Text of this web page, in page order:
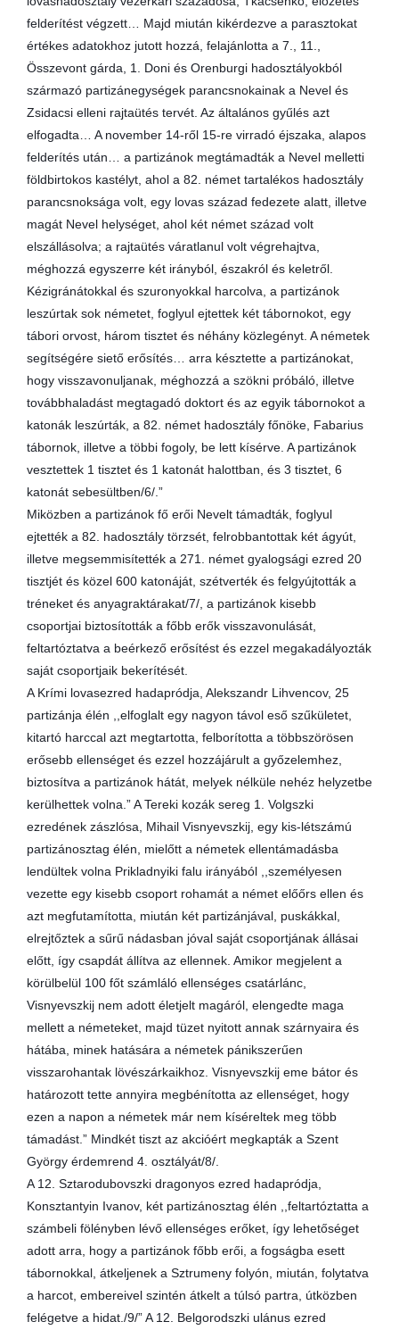
felderítést végzett… Majd miután kikérdezve a parasztokat
értékes adatokhoz jutott hozzá, felajánlotta a 7., 11.,
Összevont gárda, 1. Doni és Orenburgi hadosztályokból
származó partizánegységek parancsnokainak a Nevel és
Zsidacsi elleni rajtaütés tervét. Az általános gyűlés azt
elfogadta… A november 14-ről 15-re virradó éjszaka, alapos
felderítés után… a partizánok megtámadták a Nevel melletti
földbirtokos kastélyt, ahol a 82. német tartalékos hadosztály
parancsnoksága volt, egy lovas század fedezete alatt, illetve
magát Nevel helységet, ahol két német század volt
elszállásolva; a rajtaütés váratlanul volt végrehajtva,
méghozzá egyszerre két irányból, északról és keletről.
Kézigránátokkal és szuronyokkal harcolva, a partizánok
leszúrtak sok németet, foglyul ejtettek két tábornokot, egy
tábori orvost, három tisztet és néhány közlegényt. A németek
segítségére siető erősítés… arra késztette a partizánokat,
hogy visszavonuljanak, méghozzá a szökni próbáló, illetve
továbbhaladást megtagadó doktort és az egyik tábornokot a
katonák leszúrták, a 82. német hadosztály főnöke, Fabarius
tábornok, illetve a többi fogoly, be lett kísérve. A partizánok
vesztettek 1 tisztet és 1 katonát halottban, és 3 tisztet, 6
katonát sebesültben/6/.”
Miközben a partizánok fő erői Nevelt támadták, foglyul
ejtették a 82. hadosztály törzsét, felrobbantottak két ágyút,
illetve megsemmisítették a 271. német gyalogsági ezred 20
tisztjét és közel 600 katonáját, szétverték és felgyújtották a
tréneket és anyagraktárakat/7/, a partizánok kisebb
csoportjai biztosították a főbb erők visszavonulását,
feltartóztatva a beérkező erősítést és ezzel megakadályozták
saját csoportjaik bekerítését.
A Krími lovasezred hadapródja, Alekszandr Lihvencov, 25
partizánja élén ,,elfoglalt egy nagyon távol eső szűkületet,
kitartó harccal azt megtartotta, felborította a többszörösen
erősebb ellenséget és ezzel hozzájárult a győzelemhez,
biztosítva a partizánok hátát, melyek nélküle nehéz helyzetbe
kerülhettek volna.” A Tereki kozák sereg 1. Volgszki
ezredének zászlósa, Mihail Visnyevszkij, egy kis-létszámú
partizánosztag élén, mielőtt a németek ellentámadásba
lendültek volna Prikladnyiki falu irányából ,,személyesen
vezette egy kisebb csoport rohamát a német előőrs ellen és
azt megfutamította, miután két partizánjával, puskákkal,
elrejtőztek a sűrű nádasban jóval saját csoportjának állásai
előtt, így csapdát állítva az ellennek. Amikor megjelent a
körülbelül 100 főt számláló ellenséges csatárlánc,
Visnyevszkij nem adott életjelt magáról, elengedte maga
mellett a németeket, majd tüzet nyitott annak szárnyaira és
hátába, minek hatására a németek pánikszerűen
visszarohantak lövészárkaikhoz. Visnyevszkij eme bátor és
határozott tette annyira megbénította az ellenséget, hogy
ezen a napon a németek már nem kíséreltek meg több
támadást.” Mindkét tiszt az akcióért megkapták a Szent
György érdemrend 4. osztályát/8/.
A 12. Sztarodubovszki dragonyos ezred hadapródja,
Konsztantyin Ivanov, két partizánosztag élén ,,feltartóztatta a
számbeli fölényben lévő ellenséges erőket, így lehetőséget
adott arra, hogy a partizánok főbb erői, a fogságba esett
tábornokkal, átkeljenek a Sztrumeny folyón, miután, folytatva
a harcot, embereivel szintén átkelt a túlsó partra, útközben
felégetve a hidat./9/” A 12. Belgorodszki ulánus ezred